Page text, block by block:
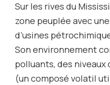
Sur les rives du
zone peuplée avec
d’usines
Son environnement
polluants, des niveaux
(un composé volatil